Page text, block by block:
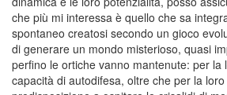
che più mi interessa è quello che sa
spontaneo creatosi secondo un gioco
di generare un mondo misterioso, quasi
perfino le ortiche vanno mantenute: per la
capacità di autodifesa, oltre che per la